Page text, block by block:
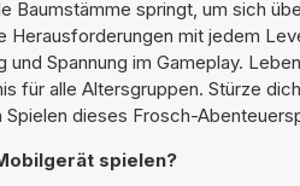
Baumstämme springt, um sich
Herausforderungen mit jedem
Spannung im Gameplay.
für alle Altersgruppen. Stürze
dieses Frosch-
spielen?